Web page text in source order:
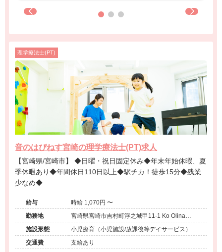
理学療法士(PT)
音のはぴねす宮崎の理学療法士(PT)求人
【宮崎県/宮崎市】 ◆日曜・祝日固定休み◆年末年始休暇、夏
季休暇あり◆年間休日110日以上◆駅チカ！徒歩15分◆残業
少なめ◆
給与
時給 1,070円 〜
勤務地
宮崎県宮崎市吉村町浮之城甲11-1 Ko Olina
Ukinojo 1-A
施設形態
小児療育（小児施設/放課後等デイサービス）
交通費
支給あり